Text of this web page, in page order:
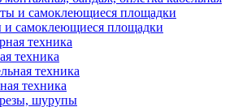
самоклеющиеся площадки
техника
техника